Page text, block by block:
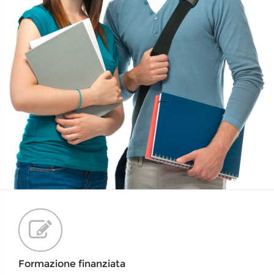
Formazione finanziata